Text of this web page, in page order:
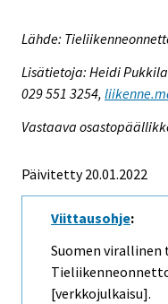
Lähde:
Lisätietoja: Heidi
029 551 3254,
Vastaava
Päivitetty 20.01.2022
Viittausohje:
Suomen virallinen
[verkkojulkaisu].